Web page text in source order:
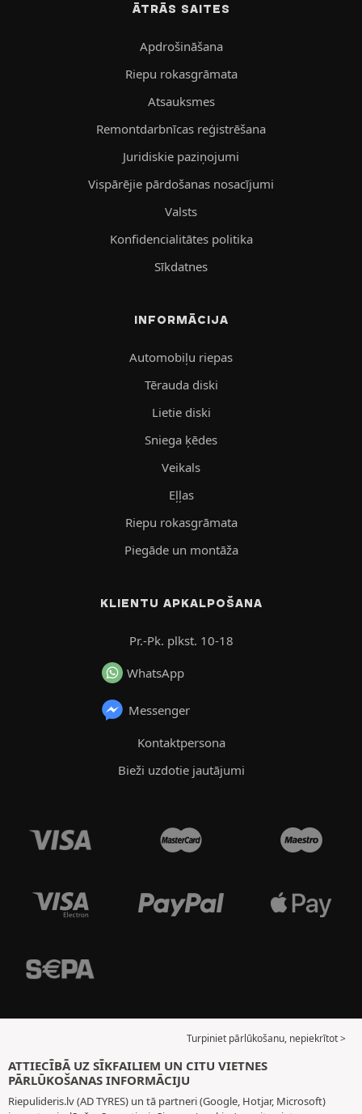
ĀTRĀS SAITES
Apdrošināšana
Riepu rokasgrāmata
Atsauksmes
Remontdarbnīcas reģistrēšana
Juridiskie paziņojumi
Vispārējie pārdošanas nosacījumi
Valsts
Konfidencialitātes politika
Sīkdatnes
INFORMĀCIJA
Automobiļu riepas
Tērauda diski
Lietie diski
Sniega ķēdes
Veikals
Eļļas
Riepu rokasgrāmata
Piegāde un montāža
KLIENTU APKALPOŠANA
Pr.-Pk. plkst. 10-18
WhatsApp
Messenger
Kontaktpersona
Bieži uzdotie jautājumi
Turpiniet pārlūkošanu, nepiekrītot >
ATTIECĪBĀ UZ SĪKFAILIEM UN CITU VIETNES
PĀRLŪKOŠANAS INFORMĀCIJU
Riepulideris.lv (AD TYRES) un tā partneri (Google, Hotjar, Microsoft)